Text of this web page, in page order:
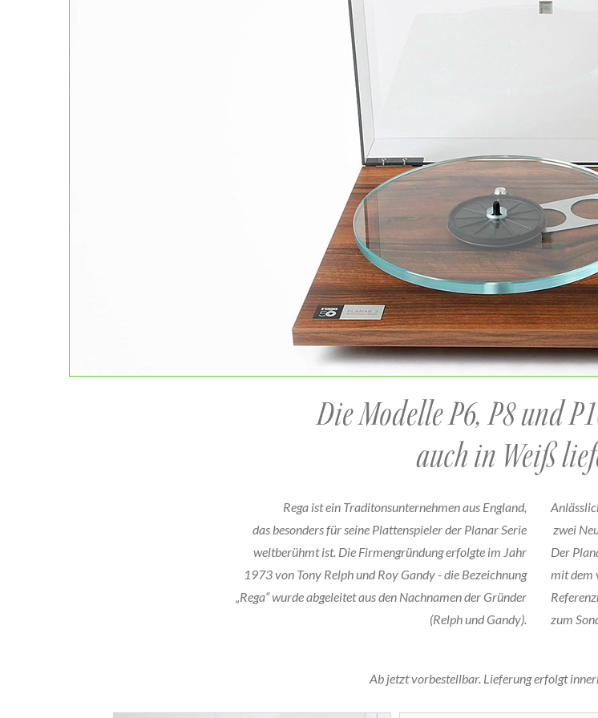
Die Modelle P6, P8 und
auch in Weiß
zwei
Der
mit dem
zum
Rega ist ein Traditonsunternehmen aus England,
das besonders für seine Plattenspieler der Planar Serie
weltberühmt ist. Die Firmengründung erfolgte im Jahr
1973 von Tony Relph und Roy Gandy - die Bezeichnung
„Rega“ wurde abgeleitet aus den Nachnamen der Gründer
(Relph und Gandy).
Ab jetzt vorbestellbar. Lieferung erfolgt